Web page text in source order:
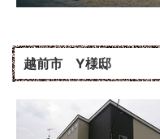
越前市 Y様邸